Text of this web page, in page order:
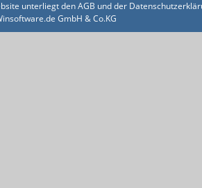
unterliegt den AGB und der
GmbH & Co.KG